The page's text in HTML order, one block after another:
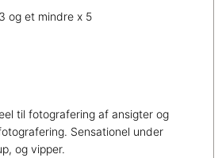
og et mindre x 5
til fotografering af ansigter og
Sensationel under
og vipper.